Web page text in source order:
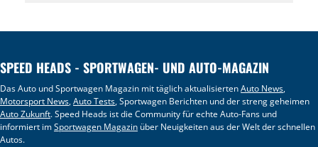
SPEED HEADS - SPORTWAGEN- UND AUTO-MAGAZIN
Das Auto und Sportwagen Magazin mit täglich aktualisiertenAuto News,
Motorsport News,Auto Tests, Sportwagen Berichten und der streng geheimen
Auto Zukunft. Speed Heads ist die Community für echte Auto-Fans und
informiert imSportwagen Magazin über Neuigkeiten aus der Welt der schnellen
Autos.